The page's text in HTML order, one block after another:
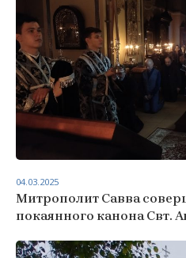
Митрополит Савва
покаянного канона Свт.
04.03.2025